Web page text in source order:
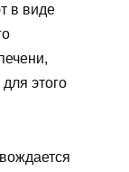
в виде
этого